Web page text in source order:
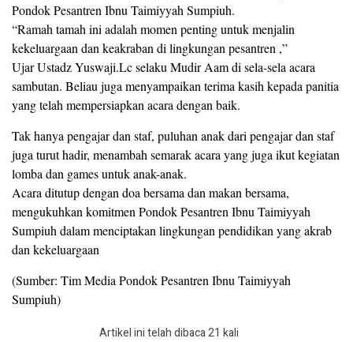
Pondok Pesantren Ibnu Taimiyyah Sumpiuh.
“Ramah tamah ini adalah momen penting untuk menjalin
kekeluargaan dan keakraban di lingkungan pesantren ,”
Ujar Ustadz Yuswaji.Lc selaku Mudir Aam di sela-sela acara
sambutan. Beliau juga menyampaikan terima kasih kepada panitia
yang telah mempersiapkan acara dengan baik.
Tak hanya pengajar dan staf, puluhan anak dari pengajar dan staf
juga turut hadir, menambah semarak acara yang juga ikut kegiatan
lomba dan games untuk anak-anak.
Acara ditutup dengan doa bersama dan makan bersama,
mengukuhkan komitmen Pondok Pesantren Ibnu Taimiyyah
Sumpiuh dalam menciptakan lingkungan pendidikan yang akrab
dan kekeluargaan
(Sumber: Tim Media Pondok Pesantren Ibnu Taimiyyah
Sumpiuh)
Artikel ini telah dibaca 21 kali